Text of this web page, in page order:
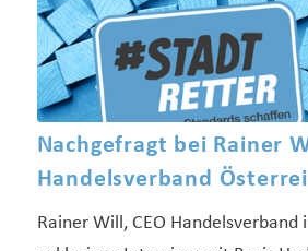
Nachgefragt bei Rainer
Handelsverband
Rainer Will, CEO Handelsverband